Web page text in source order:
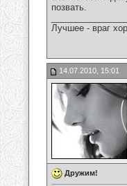
позвать.
Лучшее - враг
14.07.2010, 15:01
Дружим!